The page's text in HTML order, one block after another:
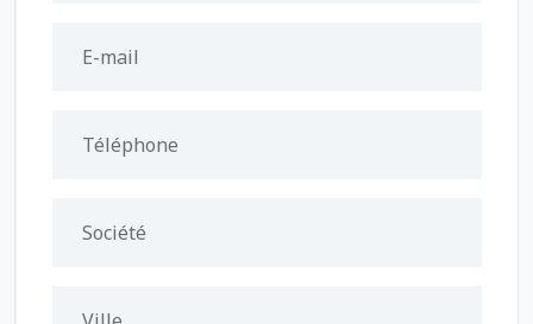
E-mail
Téléphone
Société